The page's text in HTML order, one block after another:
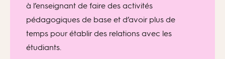
à l’enseignant de faire des activités
pédagogiques de base et d’avoir plus de
temps pour établir des relations avec les
étudiants.